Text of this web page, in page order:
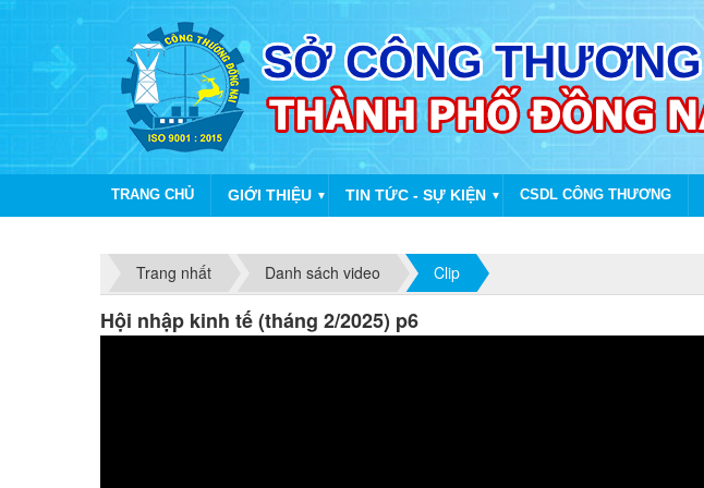
TRANG CHỦ GIỚI THIỆU ▼ TIN TỨC - SỰ KIỆN ▼ CSDL CÔNG THƯƠNG
Trang nhất
Danh sách video Clip
Hội nhập kinh tế (tháng 2/2025) p6